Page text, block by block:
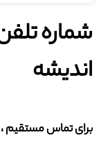
شماره
اندیشه
برای تماس مستقیم